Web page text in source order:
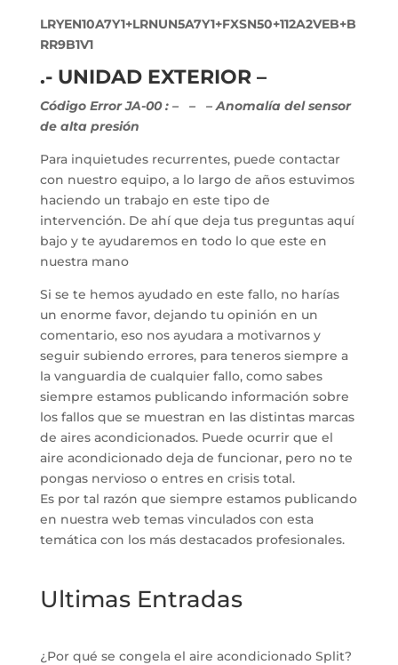
LRYEN10A7Y1+LRNUN5A7Y1+FXSN50+112A2VEB+B
RR9B1V1
.- UNIDAD EXTERIOR –
Código Error JA-00 : –
– – Anomalía del sensor
de alta presión
Para inquietudes recurrentes, puede contactar
con nuestro equipo, a lo largo de años estuvimos
haciendo un trabajo en este tipo de
intervención. De ahí que deja tus preguntas aquí
bajo y te ayudaremos en todo lo que este en
nuestra mano
Si se te hemos ayudado en este fallo, no harías
un enorme favor, dejando tu opinión en un
comentario, eso nos ayudara a motivarnos y
seguir subiendo errores, para teneros siempre a
la vanguardia de cualquier fallo, como sabes
siempre estamos publicando información sobre
los fallos que se muestran en las distintas marcas
de aires acondicionados. Puede ocurrir que el
aire acondicionado deja de funcionar, pero no te
pongas nervioso o entres en crisis total.
Es por tal razón que siempre estamos publicando
en nuestra web temas vinculados con esta
temática con los más destacados profesionales.
Ultimas Entradas
¿Por qué se congela el aire acondicionado Split?